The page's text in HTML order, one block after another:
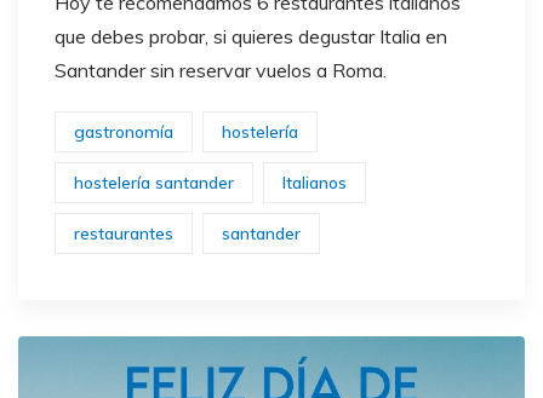
que debes probar, si quieres degustar Italia en
Santander sin reservar vuelos a Roma.
gastronomía hostelería
hostelería santander Italianos
restaurantes santander